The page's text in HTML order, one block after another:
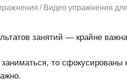
Видео упражнения
занятий — крайне
заниматься, то сфокусированы